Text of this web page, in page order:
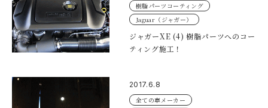
樹脂パーツコーティング
Jaguar（ジャガー）
ジャガーXE (4) 樹脂パーツへのコー
ティング施工！
2017.6.8
全ての車メーカー